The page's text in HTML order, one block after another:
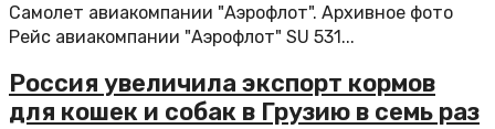
Самолет авиакомпании "Аэрофлот". Архивное фото
Рейс авиакомпании "Аэрофлот" SU 531...
Россия увеличила экспорт кормов
для кошек и собак в Грузию в семь раз